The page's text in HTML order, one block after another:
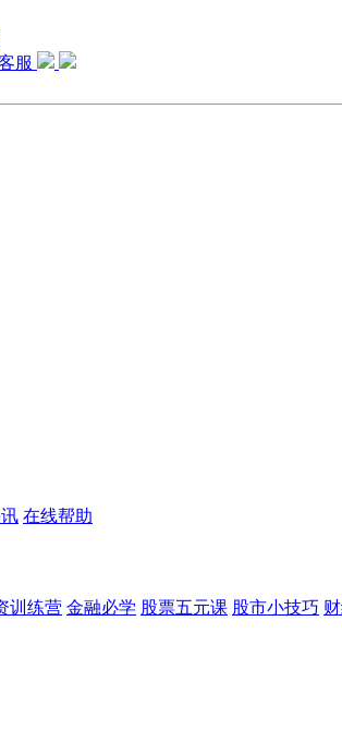
服
在线帮助
训练营 金融必学 股票五元课 股市小技巧